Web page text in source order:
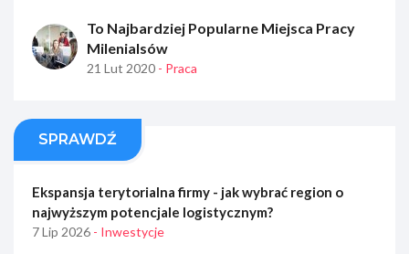
To Najbardziej Popularne Miejsca Pracy
Milenialsów
21 Lut 2020 - Praca
SPRAWDŹ
Ekspansja terytorialna firmy - jak wybrać region o
najwyższym potencjale logistycznym?
7 Lip 2026 - Inwestycje